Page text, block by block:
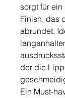
sorgt für ein
Finish, das
abrundet.
der die
Ein Must-